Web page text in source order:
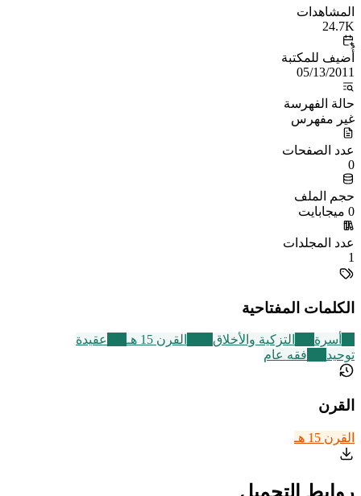
المشاهدات
24.7K
أُضيف للمكتبة
05/13/2011
حالة الفهرسة
غير مفهرس
عدد الصفحات
0
حجم الملف
0 ميجابايت
عدد المجلدات
1
الكلمات المفتاحية
أسرة التزكية والأخلاق القرن 15 هـ
عقيدة
توحيد
فقه عام
القرن
القرن 15 هـ
روابط التحميل